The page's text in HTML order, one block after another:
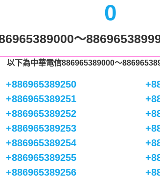
0
～
以下為中華電信886965389000～
+886965389250
+886965389251
+886965389252
+886965389253
+886965389254
+886965389255
+886965389256